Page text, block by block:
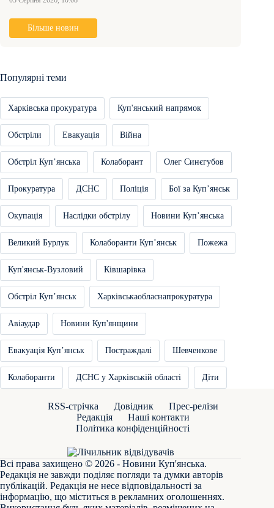
Більше новин
Популярні теми
Харківська прокуратура Куп'янський напрямок
Обстріли Евакуація Війна
Обстріл Купʼянська Колаборант Олег Синєгубов
Прокуратура ДСНС Поліція Бої за Купʼянськ
Окупація Наслідки обстрілу Новини Купʼянська
Великий Бурлук Колаборанти Купʼянськ Пожежа
Куп'янськ-Вузловий Ківшарівка
Обстріл Купʼянськ Харківськаобласнапрокуратура
Авіаудар Новини Куп'янщини
Евакуація Купʼянськ Постраждалі Шевченкове
Колаборанти ДСНС у Харківській області Діти
RSS-стрічка Довідник
Прес-релізи
Редакція
Наші контакти
Політика конфіденційності
Всі права захищено © 2026 - Новини Куп'янська.
Редакція не завжди поділяє погляди та думки авторів
публікацій. Редакція не несе відповідальності за
інформацію, що міститься в рекламних оголошеннях.